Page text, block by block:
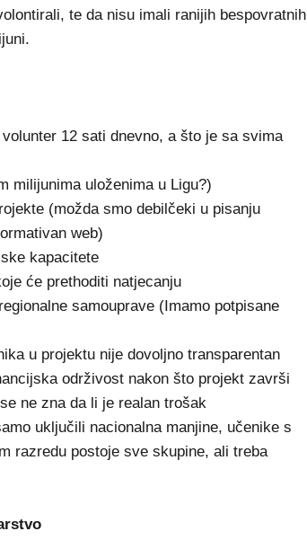
te da nisu imali ranijih bespovratnih
12 sati dnevno, a što je sa svima
milijunima uloženima u Ligu?)
(možda smo debilčeki u pisanju
web)
kapacitete
će prethoditi natjecanju
samouprave (Imamo potpisane
u projektu nije dovoljno transparentan
održivost nakon što projekt završi
ne zna da li je realan trošak
uključili nacionalna manjine, učenike s
razredu postoje sve skupine, ali treba